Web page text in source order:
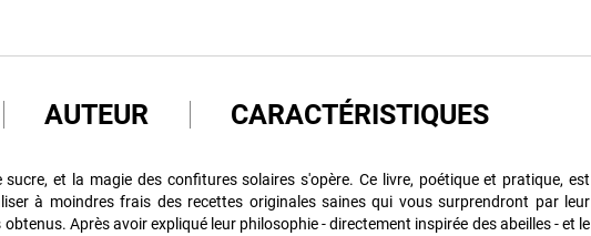
AUTEUR CARACTÉRISTIQUES
et la magie des confitures solaires s'opère. Ce livre, poétique et pratique, est
à moindres frais des recettes originales saines qui vous surprendront par leur
Après avoir expliqué leur philosophie - directement inspirée des abeilles - et le